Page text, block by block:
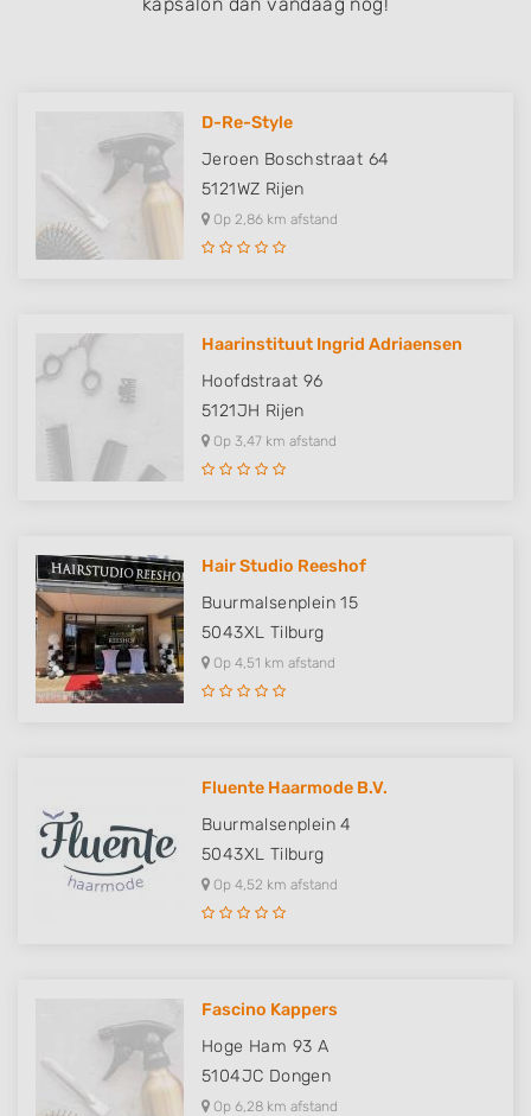
D-Re-Style
Jeroen Boschstraat 64
5121WZ Rijen
Op 2,86 km afstand
Haarinstituut Ingrid Adriaensen
Hoofdstraat 96
5121JH Rijen
Op 3,47 km afstand
Hair Studio Reeshof
Buurmalsenplein 15
5043XL Tilburg
Op 4,51 km afstand
Fluente Haarmode B.V.
Buurmalsenplein 4
5043XL Tilburg
Op 4,52 km afstand
Fascino Kappers
Hoge Ham 93 A
5104JC Dongen
Op 6,28 km afstand